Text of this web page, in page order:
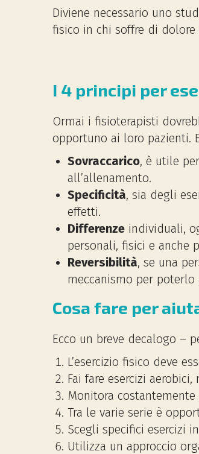
Diviene necessario uno
fisico in chi soffre di dolore
I 4 principi per
Ormai i fisioterapisti
opportuno ai loro pazienti.
Sovraccarico, è utile
all’allenamento.
Specificità, sia degli
effetti.
Differenze individuali,
personali, fisici e anche
Reversibilità, se una
meccanismo per
Cosa fare per
Ecco un breve decalogo –
L’esercizio fisico deve
Fai fare esercizi
Monitora
Tra le varie serie è
Scegli specifici esercizi
Utilizza un approccio